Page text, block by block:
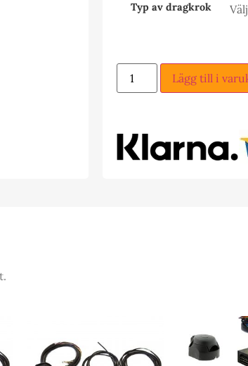
Typ av dragkrok
Lägg till i